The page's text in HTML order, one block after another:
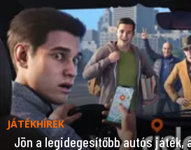
JÁTÉKHÍREK
Jön a legidegesítőbb autós játék,